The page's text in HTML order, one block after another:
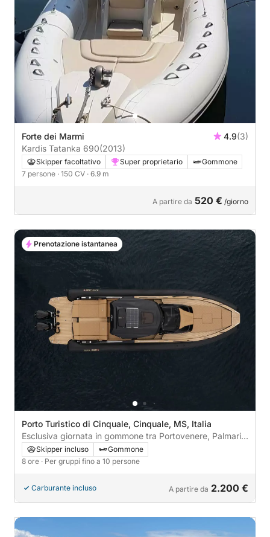
Forte dei Marmi 4.9(3)
Kardis Tatanka 690(2013)
Skipper facoltativo Super proprietario
Gommone
7 persone · 150 CV · 6.9 m
A partire da 520 € /giorno
Porto Turistico di Cinquale, Cinquale, MS, Italia
Esclusiva giornata in gommone tra Portovenere, Palmaria
e il Golfo dei Poeti
Skipper incluso
Gommone
8 ore · Per gruppi fino a 10 persone
Carburante incluso A partire da 2.200 €
Prenotazione istantanea